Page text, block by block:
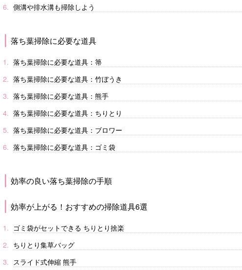
側溝や排水溝も掃除しよう
落ち葉掃除に必要な道具
落ち葉掃除に必要な道具：箒
落ち葉掃除に必要な道具：竹ぼうき
落ち葉掃除に必要な道具：熊手
落ち葉掃除に必要な道具：ちりとり
落ち葉掃除に必要な道具：ブロワー
落ち葉掃除に必要な道具：ゴミ袋
効率の良い落ち葉掃除の手順
効率が上がる！おすすめの掃除道具6選
ゴミ袋がセットできる ちりとり捨楽
ちりとり集草バッグ
スライド式伸縮 熊手